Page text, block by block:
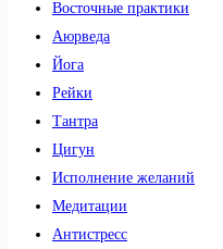
Восточные практики
Аюрведа
Йога
Рейки
Тантра
Цигун
Исполнение желаний
Медитации
Антистресс